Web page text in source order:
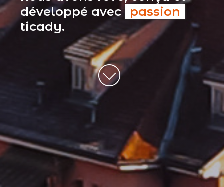
développé avec passion
ticady.